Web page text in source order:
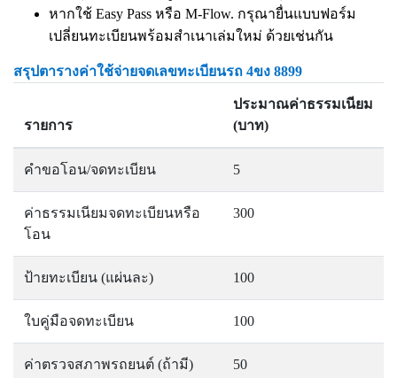
หากใช้ Easy Pass หรือ M-Flow. กรุณายื่นแบบฟอร์ม
เปลี่ยนทะเบียนพร้อมสำเนาเล่มใหม่ ด้วยเช่นกัน
สรุปตารางค่าใช้จ่ายจดเลขทะเบียนรถ 4ขง 8899
รายการ
ประมาณค่าธรรมเนียม
(บาท)
คำขอโอน/จดทะเบียน 5
ค่าธรรมเนียมจดทะเบียนหรือ
โอน
300
ป้ายทะเบียน (แผ่นละ) 100
ใบคู่มือจดทะเบียน 100
ค่าตรวจสภาพรถยนต์ (ถ้ามี) 50